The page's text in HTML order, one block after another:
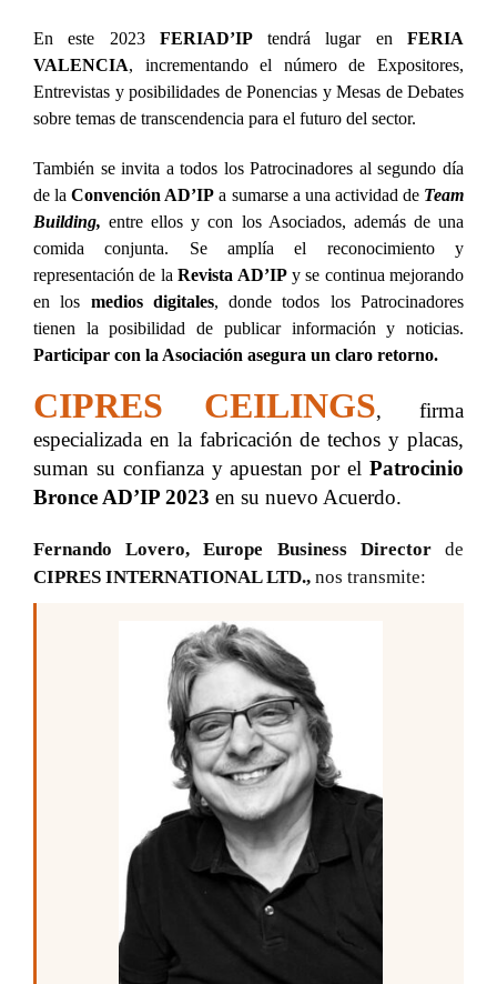
En este 2023 FERIAD’IPtendrá lugar enFERIA
VALENCIA, incrementando el número de Expositores,
Entrevistas y posibilidades de Ponencias y Mesas de Debates
sobre temas de transcendencia para el futuro del sector.
También se invita a todos los Patrocinadores al segundo día
de laConvención AD’IP a sumarse a una actividad de Team
Building, entre ellos y con los Asociados, además de una
comida conjunta. Se amplía el reconocimiento y
representación de laRevista AD’IPy se continua mejorando
en los medios digitales, donde todos los Patrocinadores
tienen la posibilidad de publicar información y noticias.
Participar con la Asociación asegura un claro retorno.
CIPRES CEILINGS, firma
especializada en la fabricación de techos y placas,
suman su confianza y apuestan por el Patrocinio
BronceAD’IP 2023 en su nuevo Acuerdo.
Fernando Lovero, Europe Business Director de
CIPRES INTERNATIONAL LTD., nos transmite: